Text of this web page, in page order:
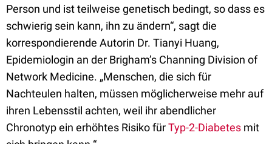
Person und ist teilweise genetisch bedingt, so dass es
schwierig sein kann, ihn zu ändern“, sagt die
korrespondierende Autorin Dr. Tianyi Huang,
Epidemiologin an der Brigham’s Channing Division of
Network Medicine. „Menschen, die sich für
Nachteulen halten, müssen möglicherweise mehr auf
ihren Lebensstil achten, weil ihr abendlicher
Chronotyp ein erhöhtes Risiko fürTyp-2-Diabetes mit